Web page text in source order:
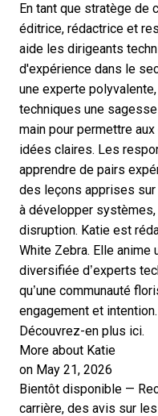
En tant que stratège de
éditrice, rédactrice et
aide les dirigeants
d'expérience dans le
une experte
techniques une
main pour permettre
idées claires. Les
apprendre de pairs
des leçons apprises
à développer
disruption. Katie est
White Zebra. Elle anime
diversifiée d’experts
qu’une communauté
engagement et
Découvrez-en plus ici.
More about Katie
on May 21, 2026
Bientôt disponible —
carrière, des avis sur